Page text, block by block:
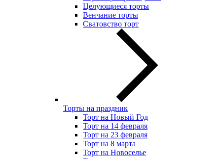
Целующиеся торты
Венчание торты
Сватовство торт
Торты на праздник
Торт на Новый Год
Торт на 14 февраля
Торт на 23 февраля
Торт на 8 марта
Торт на Новоселье